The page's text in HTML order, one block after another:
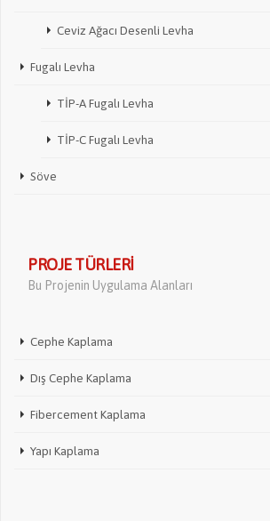
Ceviz Ağacı Desenli Levha
Fugalı Levha
TİP-A Fugalı Levha
TİP-C Fugalı Levha
Söve
PROJE TÜRLERI
Bu Projenin Uygulama Alanları
Cephe Kaplama
Dış Cephe Kaplama
Fibercement Kaplama
Yapı Kaplama